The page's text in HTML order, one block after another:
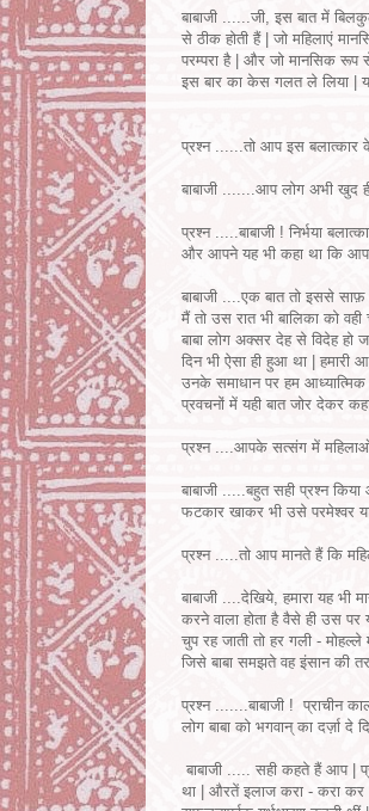
बाबाजी ......जी, इस बात में
से ठीक होती हैं | जो महिलाएं
परम्परा है | और जो मानसिक रूप
इस बार का केस गलत ले लिया |
प्रश्न ......तो आप इस
बाबाजी .......आप लोग अभी खुद
प्रश्न .....बाबाजी ! निर्भया
और आपने यह भी कहा था कि आपके
बाबाजी ....एक बात तो इससे साफ़
मैं तो उस रात भी बालिका को
बाबा लोग अक्सर देह से विदेह हो
दिन भी ऐसा ही हुआ था | हमारी
उनके समाधान पर हम
प्रवचनों में यही बात जोर देकर
प्रश्न ....आपके सत्संग में महिलाओं
बाबाजी .....बहुत सही प्रश्न
फटकार खाकर भी उसे परमेश्वर या
प्रश्न .....तो आप मानते हैं कि
बाबाजी ....देखिये, हमारा यह भी
करने वाला होता है वैसे ही उस
चुप रह जाती तो हर गली -
जिसे बाबा समझते वह इंसान की
प्रश्न .......बाबाजी ! प्राचीन
लोग बाबा को भगवान् का
बाबाजी ..... सही कहते हैं आप |
था | औरतें इलाज करा - करा कर